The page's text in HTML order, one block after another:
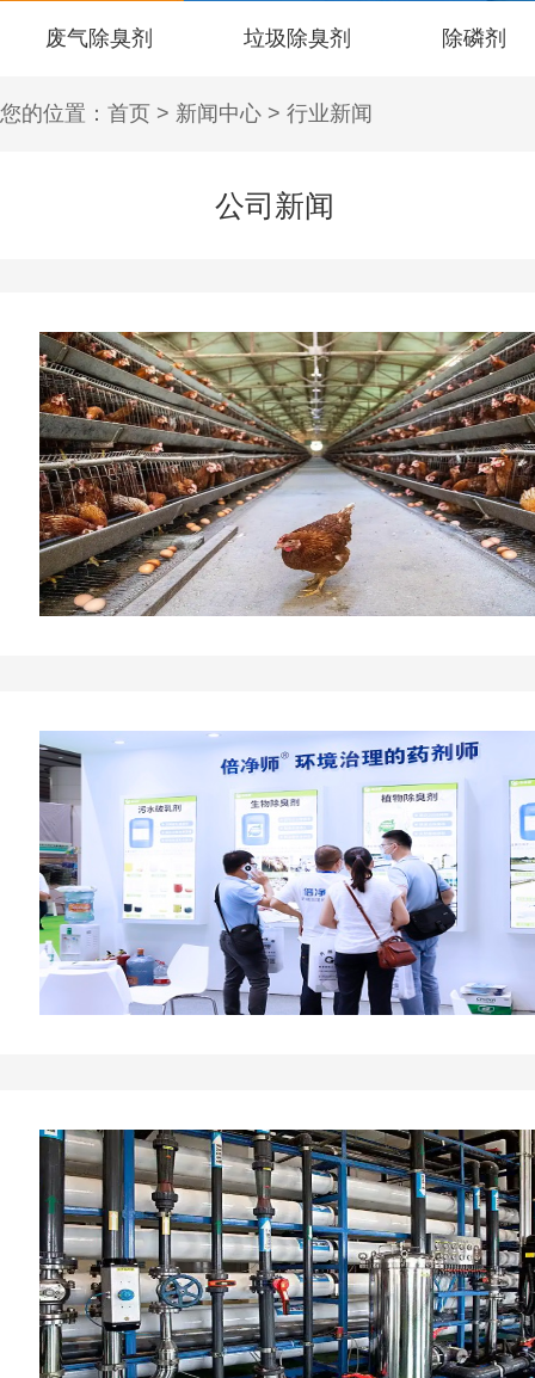
废气除臭剂 垃圾除臭剂 除磷剂
您的位置： 首页 > 新闻中心 > 行业新闻
公司新闻